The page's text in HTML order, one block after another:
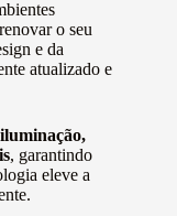
o seu
e da
atualizado e
, garantindo
eleve a